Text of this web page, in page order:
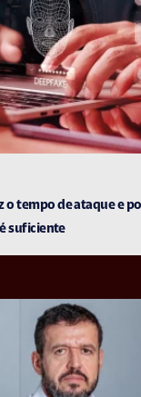
o tempo de ataque e
suficiente